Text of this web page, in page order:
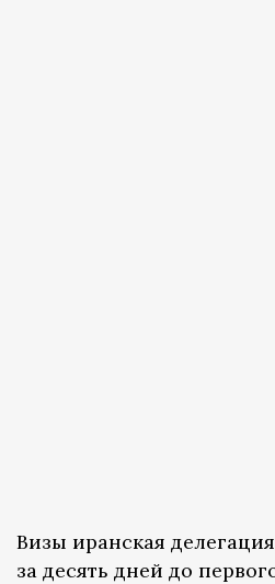
Визы иранская
за десять дней до